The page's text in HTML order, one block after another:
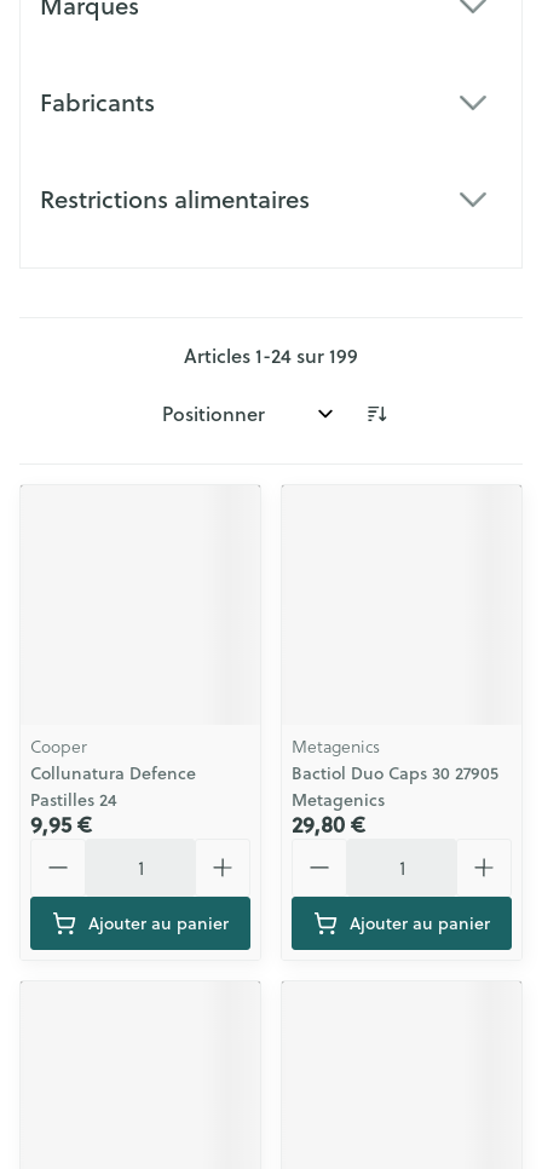
Fabricants
Restrictions alimentaires
Articles1-24sur199
Trier par:
Cooper
Collunatura Defence
Pastilles 24
9,95 €
Ajouter au panier
Metagenics
Bactiol Duo Caps 30 27905
Metagenics
29,80 €
Ajouter au panier